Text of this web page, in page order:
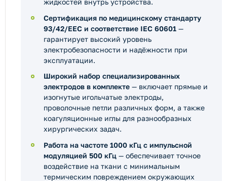
жидкостей внутрь устройства.
Сертификация по медицинскому стандарту
93/42/EEC и соответствие IEC 60601 —
гарантирует высокий уровень
электробезопасности и надёжности при
эксплуатации.
Широкий набор специализированных
электродов в комплекте — включает прямые и
изогнутые игольчатые электроды,
проволочные петли различных форм, а также
коагуляционные иглы для разнообразных
хирургических задач.
Работа на частоте 1000 кГц с импульсной
модуляцией 500 кГц — обеспечивает точное
воздействие на ткани с минимальным
термическим повреждением окружающих